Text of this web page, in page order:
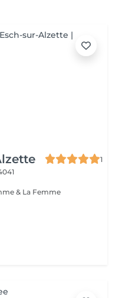
1
Pour L'Homme & La Femme